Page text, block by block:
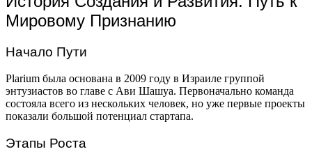
Мировому Признанию
Начало Пути
Plarium была основана в 2009 году в Израиле группой
энтузиастов во главе с Ави Шашуа. Первоначально команда
состояла всего из нескольких человек, но уже первые проекты
показали большой потенциал стартапа.
Этапы Роста